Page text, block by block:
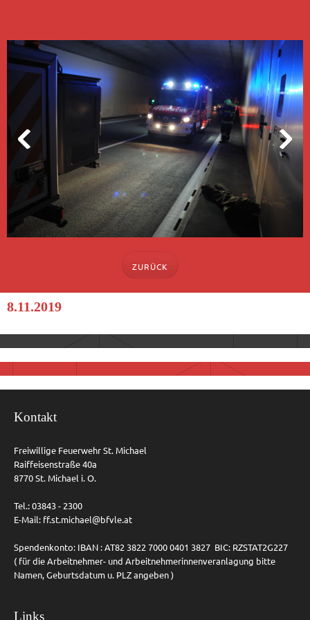
ZURÜCK
8.11.2019
Kontakt
Freiwillige Feuerwehr St. Michael
Raiffeisenstraße 40a
8770 St. Michael i. O.
Tel.: 03843 - 2300
E-Mail: ff.st.michael@bfvle.at
Spendenkonto: IBAN : AT82 3822 7000 0401 3827 BIC: RZSTAT2G227
( für die Arbeitnehmer- und Arbeitnehmerinnenveranlagung bitte
Namen, Geburtsdatum u. PLZ angeben )
Links